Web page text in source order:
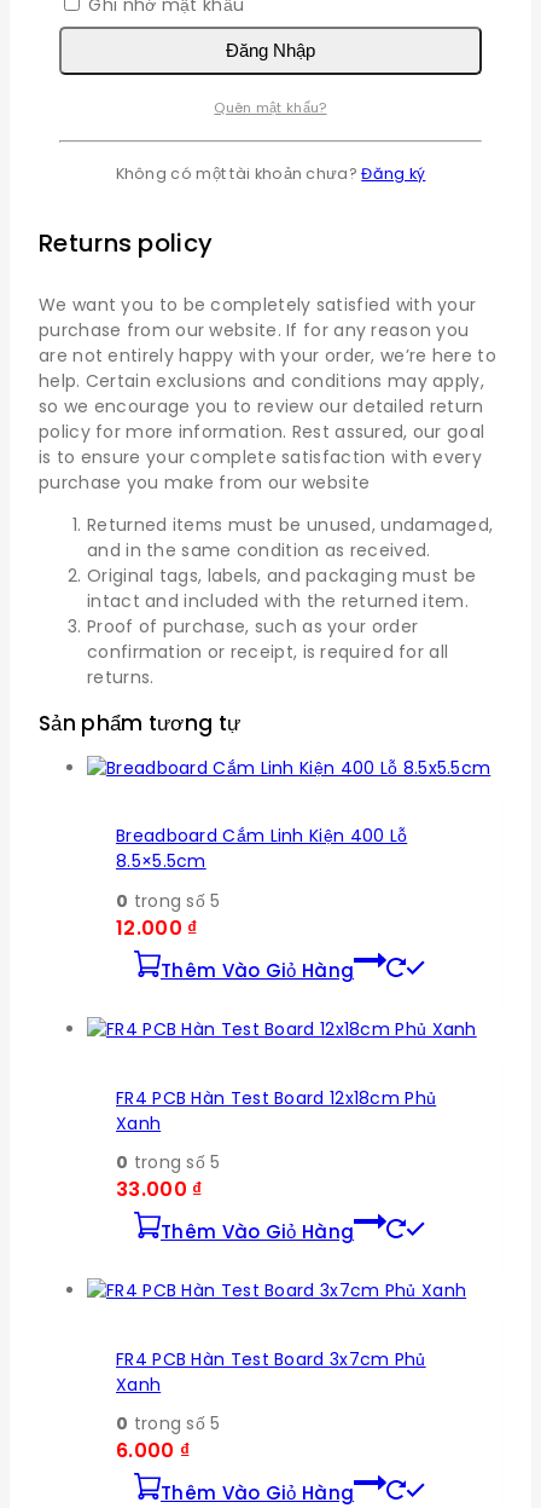
minimum purchase of $99.
International delivery time 5 to 7 business days
Cash on delivery might be available
availability, destination, and carrier delay
Returns policy
We want you to be completely satisfied with your
purchase from our website. If for any reason you
are not entirely happy with your order, we’re here to
help. Certain exclusions and conditions may apply,
so we encourage you to review our detailed return
policy for more information. Rest assured, our goal
is to ensure your complete satisfaction with every
purchase you make from our website
Returned items must be unused, undamaged,
and in the same condition as received.
Original tags, labels, and packaging must be
intact and included with the returned item.
Proof of purchase, such as your order
confirmation or receipt, is required for all
returns.
Sản phẩm tương tự
Breadboard Cắm Linh Kiện 400 Lỗ
8.5×5.5cm
0 trong số 5
12.000 ₫
Thêm Vào Giỏ Hàng
FR4 PCB Hàn Test Board 12x18cm Phủ
Xanh
0 trong số 5
33.000 ₫
Thêm Vào Giỏ Hàng
FR4 PCB Hàn Test Board 3x7cm Phủ
Xanh
0 trong số 5
6.000 ₫
Thêm Vào Giỏ Hàng
Đăng Nhập
Quên mật khẩu?
Không có một tài khoản chưa?Đăng ký